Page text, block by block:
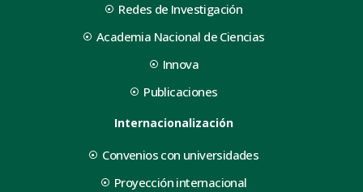
Redes de Investigación
Academia Nacional de Ciencias
Innova
Publicaciones
Internacionalización
Convenios con universidades
Proyección internacional